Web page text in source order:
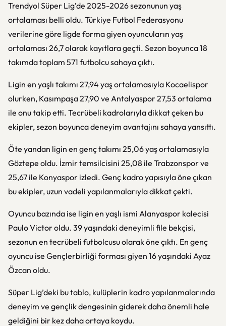
Trendyol Süper Lig’de 2025-2026 sezonunun yaş
ortalaması belli oldu. Türkiye Futbol Federasyonu
verilerine göre ligde forma giyen oyuncuların yaş
ortalaması 26,7 olarak kayıtlara geçti. Sezon boyunca 18
takımda toplam 571 futbolcu sahaya çıktı.
Ligin en yaşlı takımı 27,94 yaş ortalamasıyla Kocaelispor
olurken, Kasımpaşa 27,90 ve Antalyaspor 27,53 ortalama
ile onu takip etti. Tecrübeli kadrolarıyla dikkat çeken bu
ekipler, sezon boyunca deneyim avantajını sahaya yansıttı.
Öte yandan ligin en genç takımı 25,06 yaş ortalamasıyla
Göztepe oldu. İzmir temsilcisini 25,08 ile Trabzonspor ve
25,67 ile Konyaspor izledi. Genç kadro yapısıyla öne çıkan
bu ekipler, uzun vadeli yapılanmalarıyla dikkat çekti.
Oyuncu bazında ise ligin en yaşlı ismi Alanyaspor kalecisi
Paulo Victor oldu. 39 yaşındaki deneyimli file bekçisi,
sezonun en tecrübeli futbolcusu olarak öne çıktı. En genç
oyuncu ise Gençlerbirliği forması giyen 16 yaşındaki Ayaz
Özcan oldu.
Süper Lig’deki bu tablo, kulüplerin kadro yapılanmalarında
deneyim ve gençlik dengesinin giderek daha önemli hale
geldiğini bir kez daha ortaya koydu.